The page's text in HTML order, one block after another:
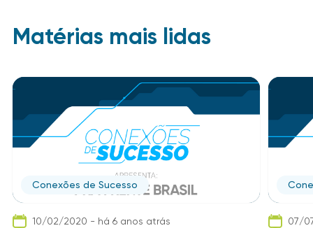
Matérias mais lidas
Conexões de Sucesso
10/02/2020 - há 6 anos atrás
07/